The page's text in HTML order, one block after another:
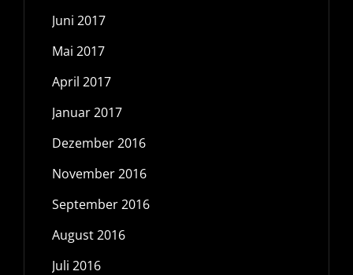
Juni 2017
Mai 2017
April 2017
Januar 2017
Dezember 2016
November 2016
September 2016
August 2016
Juli 2016